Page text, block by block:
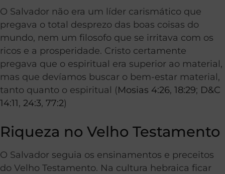
O Salvador não era um líder carismático que
pregava o total desprezo das boas coisas do
mundo, nem um filosofo que se irritava com os
ricos e a prosperidade. Cristo certamente
pregava que o espiritual era superior ao material,
mas que devíamos buscar o bem-estar material,
tanto quanto o espiritual (Mosias 4:26, 18:29; D&C
14:11, 24:3, 77:2)
Riqueza no Velho Testamento
O Salvador seguia os ensinamentos e preceitos
do Velho Testamento. Na cultura hebraica ficar